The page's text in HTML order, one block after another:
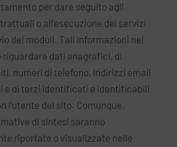
per dare seguito agli
o all’esecuzione dei servizi
dei moduli. Tali informazioni nei
riguardare dati anagrafici, di
numeri di telefono, indirizzi email
e di terzi identificati e identificabili
l’utente del sito. Comunque,
di sintesi saranno
riportate o visualizzate nelle